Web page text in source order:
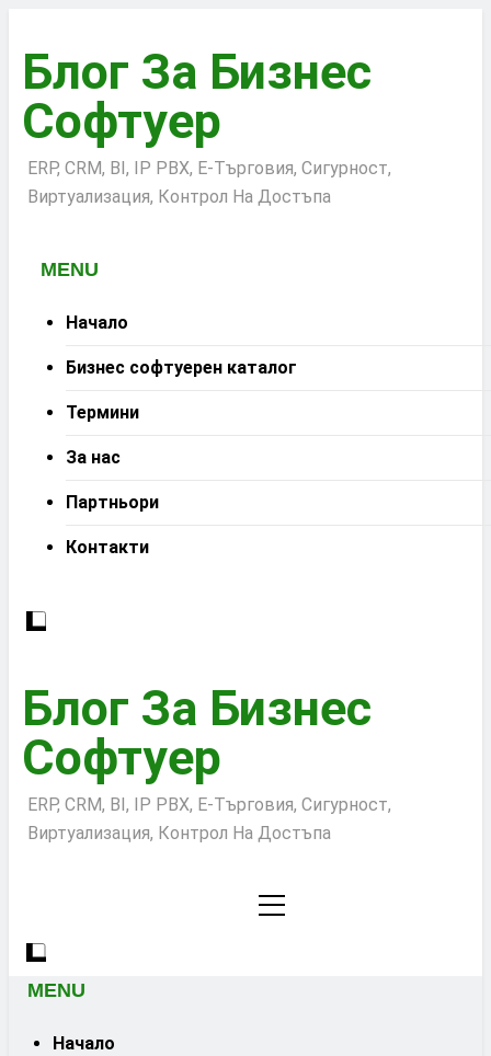
content
Блог За Бизнес
Софтуер
ERP, CRM, BI, IP PBX, Е-Търговия, Сигурност,
Виртуализация, Контрол На Достъпа
MENU
Начало
Бизнес софтуерен каталог
Термини
За нас
Партньори
Контакти
Блог За Бизнес
Софтуер
ERP, CRM, BI, IP PBX, Е-Търговия, Сигурност,
Виртуализация, Контрол На Достъпа
MENU
Начало